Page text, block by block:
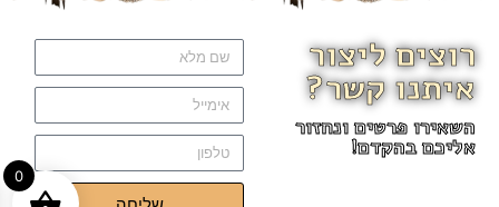
רוצים ליצור
איתנו קשר?
השאירו פרטים ונחזור
אליכם בהקדם!
0